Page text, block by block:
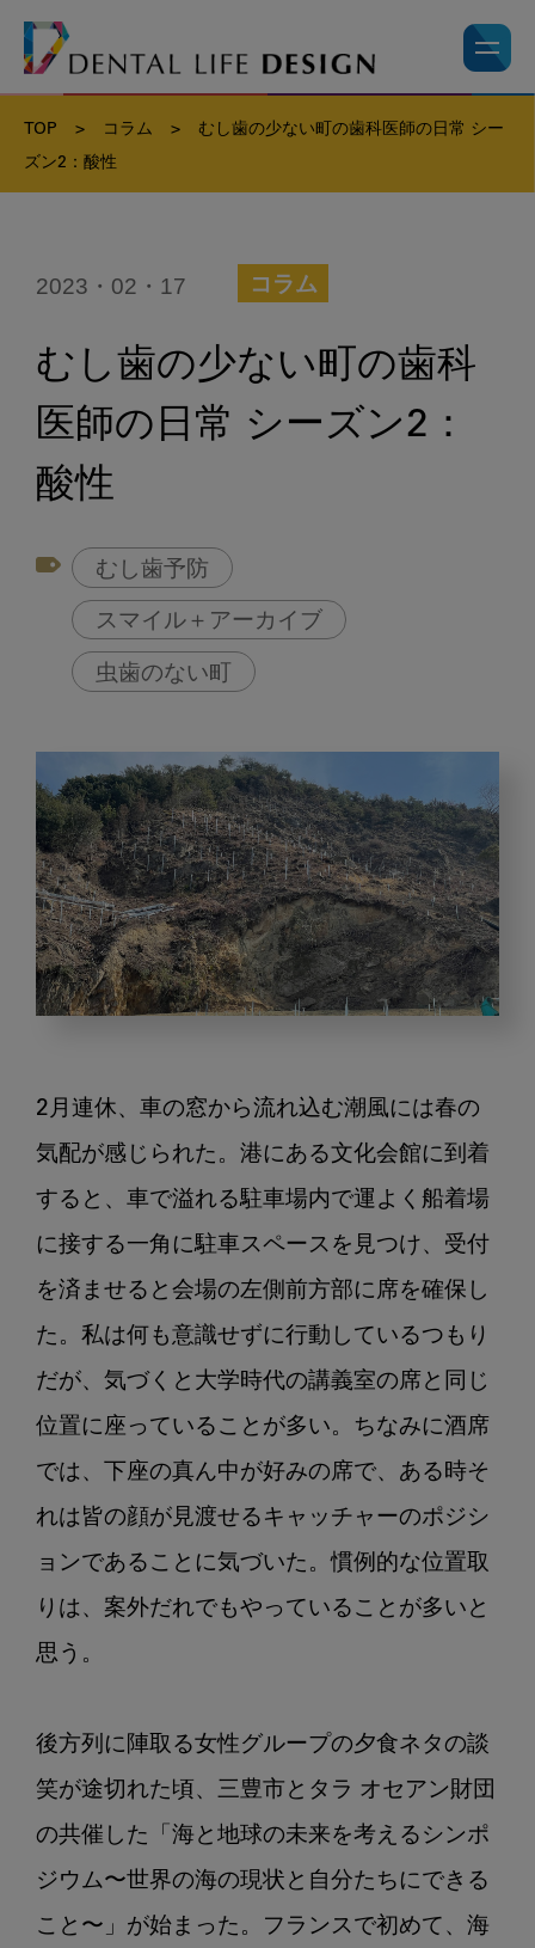
TOP > コラム >
むし歯の少ない町の歯科医師の日常 シー
ズン2：酸性
2023・02・17 コラム
むし歯の少ない町の歯科
医師の日常 シーズン2：
酸性
むし歯予防
スマイル＋アーカイブ
虫歯のない町
歯
の
少
な
町
の
科
医
の
日
シ
ー
ン
2：
2月連休、車の窓から流れ込む潮風には春の
気配が感じられた。港にある文化会館に到着
すると、車で溢れる駐車場内で運よく船着場
に接する一角に駐車スペースを見つけ、受付
を済ませると会場の左側前方部に席を確保し
た。私は何も意識せずに行動しているつもり
だが、気づくと大学時代の講義室の席と同じ
位置に座っていることが多い。ちなみに酒席
では、下座の真ん中が好みの席で、ある時そ
れは皆の顔が見渡せるキャッチャーのポジシ
ョンであることに気づいた。慣例的な位置取
りは、案外だれでもやっていることが多いと
思う。
後方列に陣取る女性グループの夕食ネタの談
笑が途切れた頃、三豊市とタラ オセアン財団
の共催した「海と地球の未来を考えるシンポ
ジウム〜世界の海の現状と自分たちにできる
こと〜」が始まった。フランスで初めて、海